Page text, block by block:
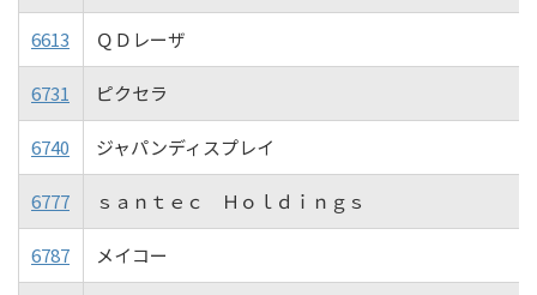
6613 ＱＤレーザ
6731 ピクセラ
6740 ジャパンディスプレイ
6777 ｓａｎｔｅｃ Ｈｏｌｄｉｎｇｓ
6787 メイコー